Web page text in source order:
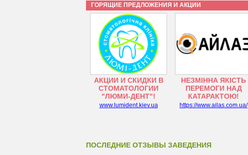
ГОРЯЩИЕ ПРЕДЛОЖЕНИЯ И АКЦИИ
АКЦИИ И СКИДКИ В
СТОМАТОЛОГИИ
"ЛЮМИ-ДЕНТ"!
www.lumident.kiev.ua
НЕЗМІННА ЯКІСТЬ
ПЕРЕМОГИ НАД
КАТАРАКТОЮ!
https://www.ailas.com.ua/
ПОСЛЕДНИЕ ОТЗЫВЫ ЗАВЕДЕНИЯ